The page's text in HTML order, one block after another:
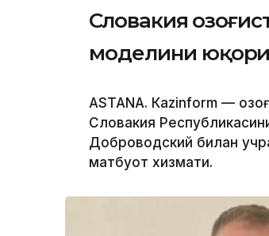
Словакия
моделини
ASTANА. Кazinform —
Словакия
Доброводский билан
матбуот хизмати.